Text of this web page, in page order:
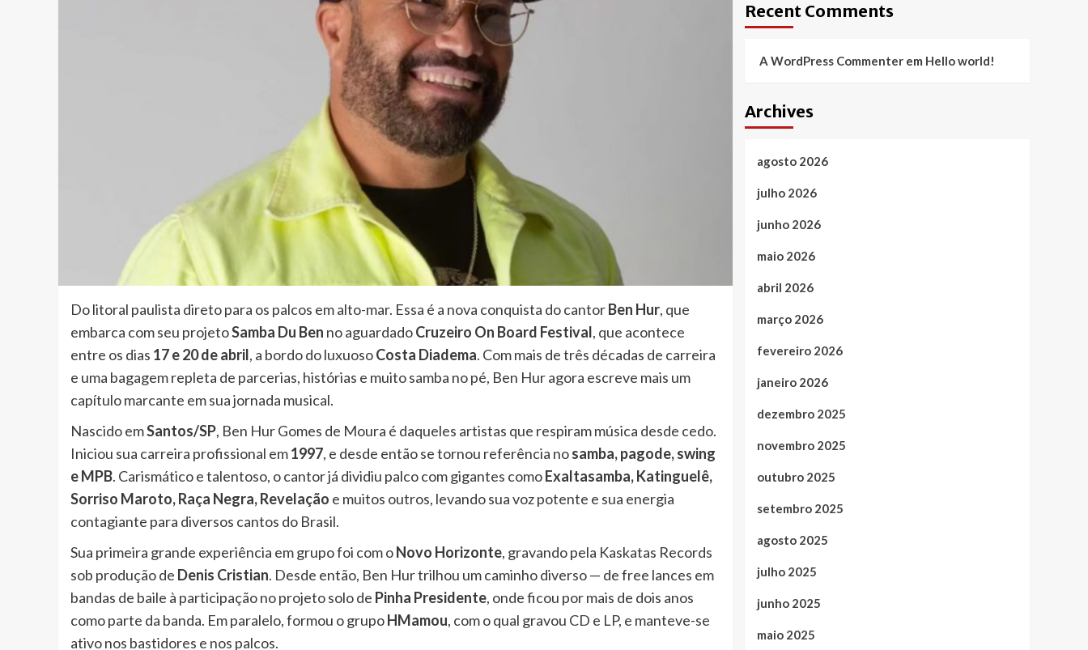
Do litoral paulista direto para os palcos em alto-mar. Essa é a nova conquista do cantorBen Hur, que
embarca com seu projetoSamba Du Ben no aguardadoCruzeiro On Board Festival, que acontece
entre os dias 17 e 20 de abril, a bordo do luxuosoCosta Diadema. Com mais de três décadas de carreira
e uma bagagem repleta de parcerias, histórias e muito samba no pé, Ben Hur agora escreve mais um
capítulo marcante em sua jornada musical.
Nascido emSantos/SP, Ben Hur Gomes de Moura é daqueles artistas que respiram música desde cedo.
Iniciou sua carreira profissional em1997, e desde então se tornou referência nosamba, pagode, swing
e MPB. Carismático e talentoso, o cantor já dividiu palco com gigantes comoExaltasamba, Katinguelê,
Sorriso Maroto, Raça Negra, Revelação e muitos outros, levando sua voz potente e sua energia
contagiante para diversos cantos do Brasil.
Sua primeira grande experiência em grupo foi com oNovo Horizonte, gravando pela Kaskatas Records
sob produção de Denis Cristian. Desde então, Ben Hur trilhou um caminho diverso — de free lances em
bandas de baile à participação no projeto solo de Pinha Presidente, onde ficou por mais de dois anos
como parte da banda. Em paralelo, formou o grupoHMamou, com o qual gravou CD e LP, e manteve-se
ativo nos bastidores e nos palcos.
Recent Comments
A WordPress Commenterem Hello world!
Archives
agosto 2026
julho 2026
junho 2026
maio 2026
abril 2026
março 2026
fevereiro 2026
janeiro 2026
dezembro 2025
novembro 2025
outubro 2025
setembro 2025
agosto 2025
julho 2025
junho 2025
maio 2025